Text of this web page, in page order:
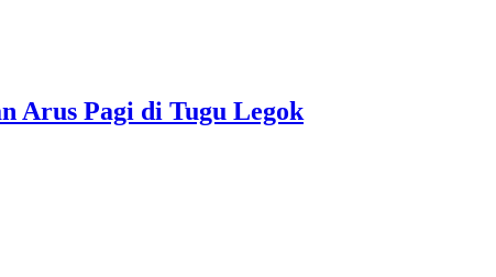
Arus Pagi di Tugu Legok